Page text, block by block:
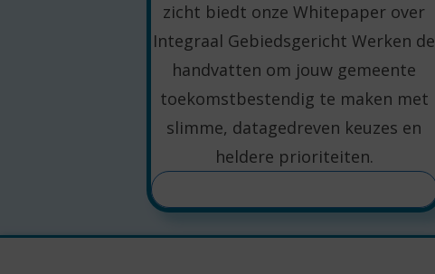
zicht biedt onze Whitepaper over
Integraal Gebiedsgericht Werken de
handvatten om jouw gemeente
toekomstbestendig te maken met
slimme, datagedreven keuzes en
heldere prioriteiten.